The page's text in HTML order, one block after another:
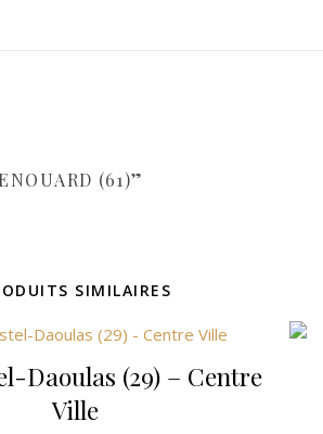
(61)”
SIMILAIRES
Daoulas (29) – Centre
Ville